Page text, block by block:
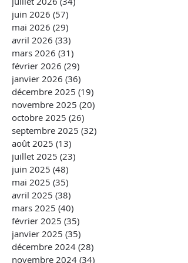
juin 2026 (57)
mai 2026 (29)
avril 2026 (33)
mars 2026 (31)
février 2026 (29)
janvier 2026 (36)
décembre 2025 (19)
novembre 2025 (20)
octobre 2025 (26)
septembre 2025 (32)
août 2025 (13)
juillet 2025 (23)
juin 2025 (48)
mai 2025 (35)
avril 2025 (38)
mars 2025 (40)
février 2025 (35)
janvier 2025 (35)
décembre 2024 (28)
novembre 2024 (34)